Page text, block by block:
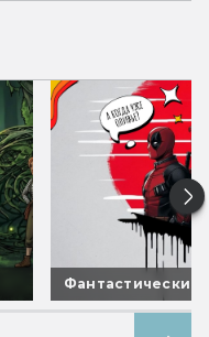
Фантастические